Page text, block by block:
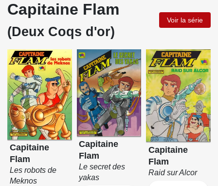
Capitaine Flam
(Deux Coqs d'or)
Voir la série
Capitaine
Flam
Les robots de
Meknos
Capitaine
Flam
Le secret des
yakas
Capitaine
Flam
Raid sur Alcor